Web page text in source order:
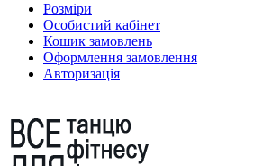
Розміри
Особистий кабінет
Кошик замовлень
Оформлення замовлення
Авторизація